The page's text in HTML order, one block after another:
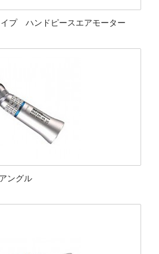
プ ハンドピースエアモーター
ングル